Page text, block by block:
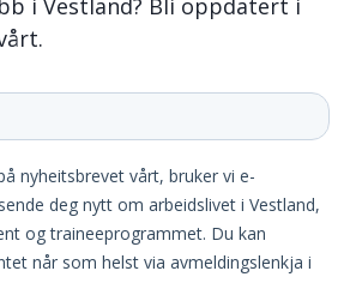
i Vestland? Bli oppdatert i